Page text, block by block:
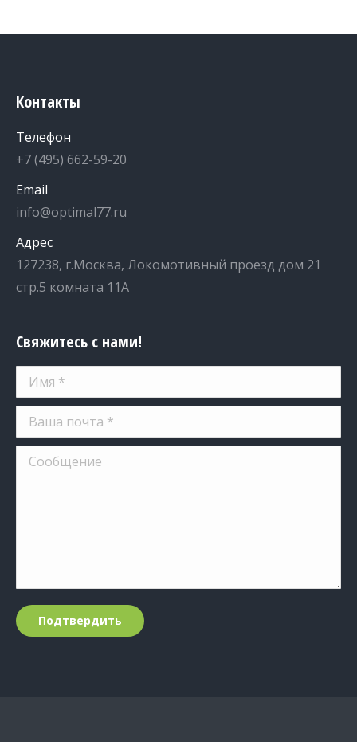
Контакты
Телефон
+7 (495) 662-59-20
Email
info@optimal77.ru
Адрес
127238, г.Москва, Локомотивный проезд дом 21
стр.5 комната 11А
Свяжитесь с нами!
Имя *
Ваша почта *
Сообщение
Подтвердить